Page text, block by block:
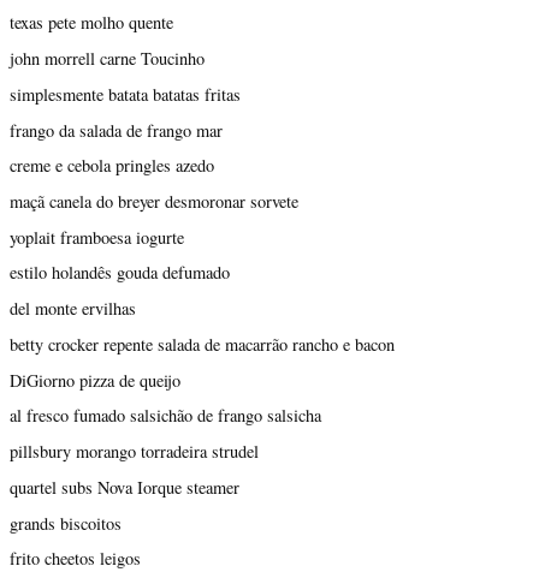
texas pete molho quente
john morrell carne Toucinho
simplesmente batata batatas fritas
frango da salada de frango mar
creme e cebola pringles azedo
maçã canela do breyer desmoronar sorvete
yoplait framboesa iogurte
estilo holandês gouda defumado
del monte ervilhas
betty crocker repente salada de macarrão rancho e bacon
DiGiorno pizza de queijo
al fresco fumado salsichão de frango salsicha
pillsbury morango torradeira strudel
quartel subs Nova Iorque steamer
grands biscoitos
frito cheetos leigos